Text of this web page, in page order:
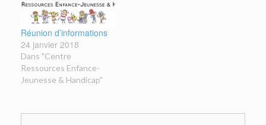
Réunion d’informations
24 janvier 2018
Dans "Centre
Ressources Enfance-
Jeunesse & Handicap"